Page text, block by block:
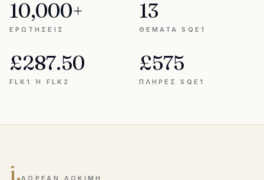
10,000+
ΕΡΩΤΉΣΕΙΣ
13
ΘΈΜΑΤΑ SQE1
£287.50
FLK1 Ή FLK2
£575
ΠΛΉΡΕΣ SQE1
i.